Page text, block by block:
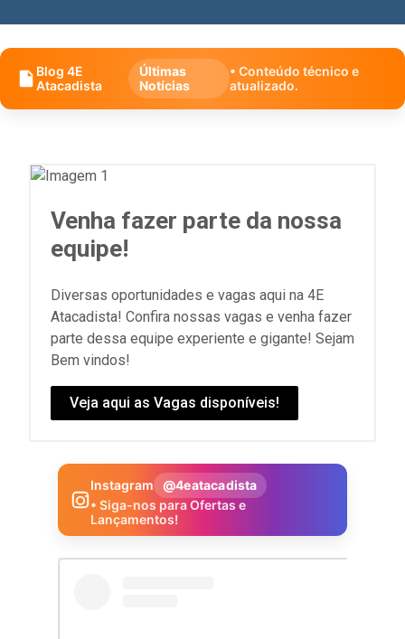
Blog 4E
Atacadista
Últimas
Notícias
• Conteúdo técnico e
atualizado.
Venha fazer parte da nossa
equipe!
Diversas oportunidades e vagas aqui na 4E
Atacadista! Confira nossas vagas e venha fazer
parte dessa equipe experiente e gigante! Sejam
Bem vindos!
Veja aqui as Vagas disponíveis!
Instagram
@4eatacadista
• Siga-nos para Ofertas e
Lançamentos!